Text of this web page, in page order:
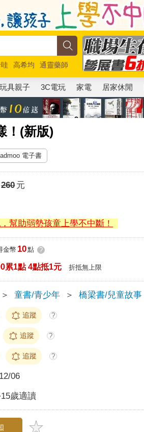
高希均
通靈藥師
玩具親子 3C電玩 家電 居家休閒
！(新版)
電子書
260元
幫助弱勢孩童上學不中斷！
金幣 10點 ?
累1點 4點抵1元 折抵無上限
＞ 童書/青少年 ＞ 橋梁書/兒童故事
追蹤 ?
追蹤 ?
追蹤 ?
06
歲適讀